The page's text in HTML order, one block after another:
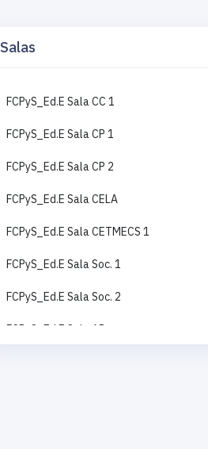
Salas
FCPyS_Ed.E Sala CC 1
FCPyS_Ed.E Sala CP 1
FCPyS_Ed.E Sala CP 2
FCPyS_Ed.E Sala CELA
FCPyS_Ed.E Sala CETMECS 1
FCPyS_Ed.E Sala Soc. 1
FCPyS_Ed.E Sala Soc. 2
FCPyS_Ed.E Sala AP